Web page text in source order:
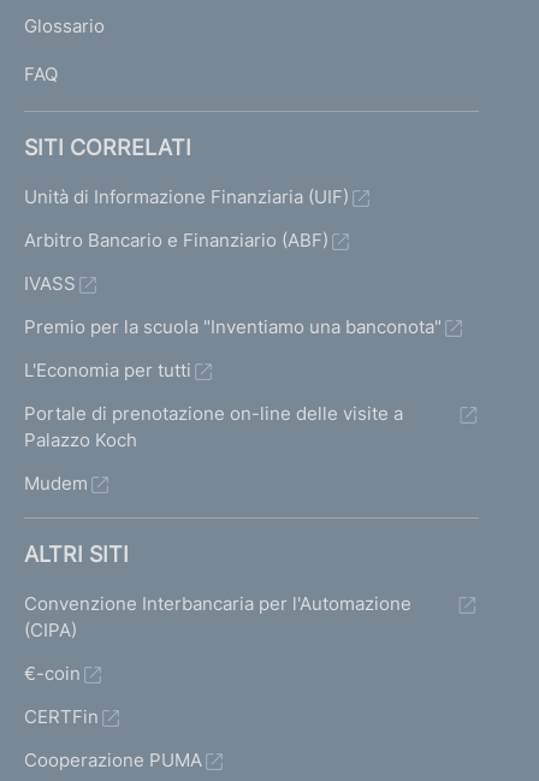
IGlossario
FAQ
SITI CORRELATI
Unità di Informazione Finanziaria (UIF)
Arbitro Bancario e Finanziario (ABF)
IVASS
Premio per la scuola "Inventiamo una banconota"
L'Economia per tutti
Portale di prenotazione on-line delle visite a
Palazzo Koch
Mudem
ALTRI SITI
Convenzione Interbancaria per l'Automazione
(CIPA)
€-coin
CERTFin
Cooperazione PUMA